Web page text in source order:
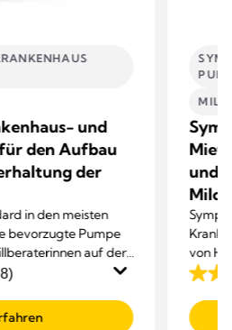
und
den Aufbau
der
in den meisten
bevorzugte Pumpe
auf der
und
von
4.3
von